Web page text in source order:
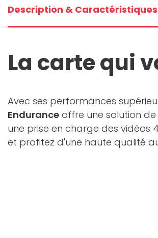
Description &
La carte qui
Avec ses performances
Endurance offre une solution
une prise en charge des vidéos
et profitez d'une haute qualité